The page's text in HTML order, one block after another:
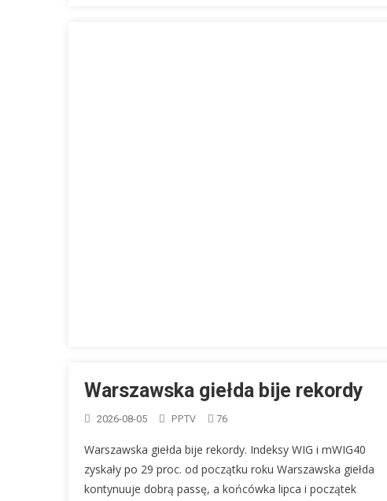
Warszawska giełda bije rekordy
2026-08-05 PPTV 76
Warszawska giełda bije rekordy. Indeksy WIG i mWIG40
zyskały po 29 proc. od początku roku Warszawska giełda
kontynuuje dobrą passę, a końcówka lipca i początek